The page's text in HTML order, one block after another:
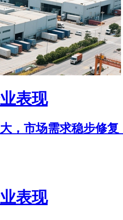
表现
，市场需求稳步修复
表现